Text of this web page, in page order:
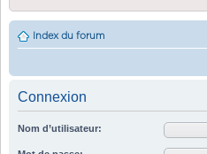
Index du forum
Connexion
Nom d’utilisateur: